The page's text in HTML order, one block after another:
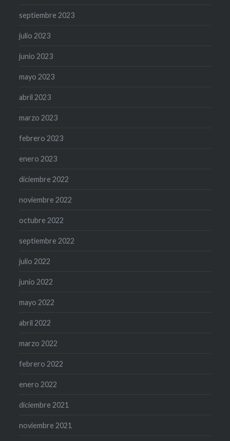
septiembre 2023
julio 2023
junio 2023
mayo 2023
abril 2023
marzo 2023
febrero 2023
enero 2023
diciembre 2022
noviembre 2022
octubre 2022
septiembre 2022
julio 2022
junio 2022
mayo 2022
abril 2022
marzo 2022
febrero 2022
enero 2022
diciembre 2021
noviembre 2021